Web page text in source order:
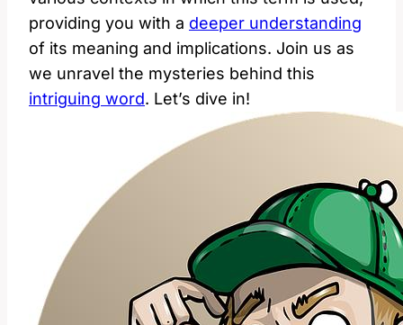
providing you with a deeper understanding
of its meaning and implications. Join us as
we unravel the mysteries behind this
intriguing word. Let’s dive in!